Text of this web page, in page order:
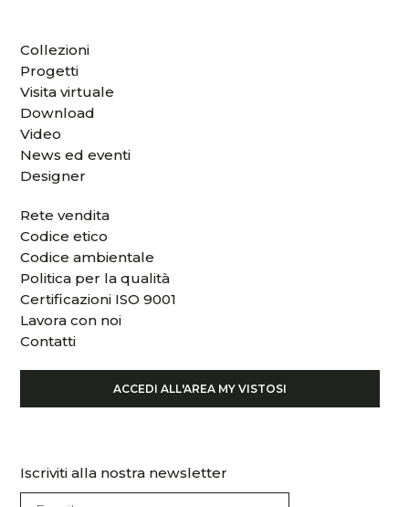
Collezioni
Progetti
Visita virtuale
Download
Video
News ed eventi
Designer
Rete vendita
Codice etico
Codice ambientale
Politica per la qualità
Certificazioni ISO 9001
Lavora con noi
Contatti
ACCEDI ALL'AREA MY VISTOSI
Iscriviti alla nostra newsletter